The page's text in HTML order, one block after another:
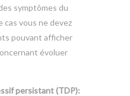
symptômes du
cas vous ne devez
pouvant afficher
évoluer
persistant (TDP):